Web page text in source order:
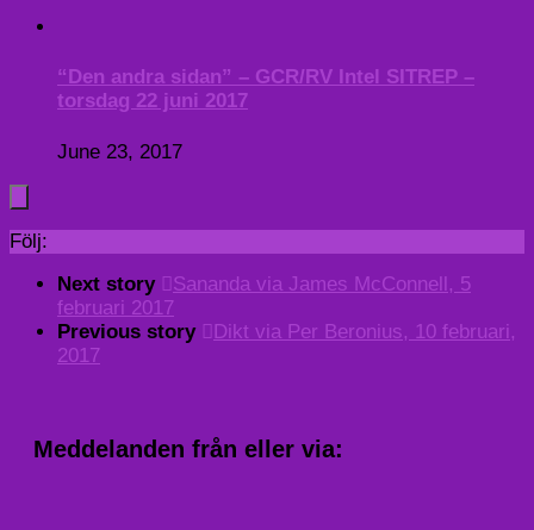
“Den andra sidan” – GCR/RV Intel SITREP –
torsdag 22 juni 2017
June 23, 2017
Följ:
Next story
Sananda via James McConnell, 5
februari 2017
Previous story
Dikt via Per Beronius, 10 februari,
2017
Meddelanden från eller via: